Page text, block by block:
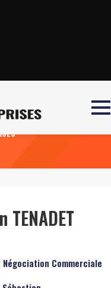
LYON
Négociation Commerciale